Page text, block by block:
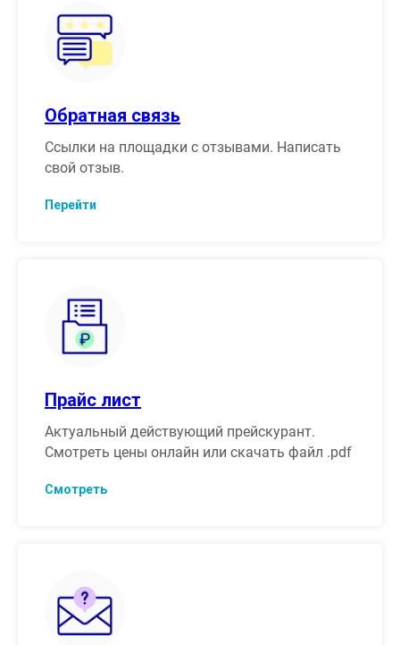
Обратная связь
Ссылки на площадки с отзывами. Написать
свой отзыв.
Перейти
Прайс лист
Актуальный действующий прейскурант.
Смотреть цены онлайн или скачать файл .pdf
Смотреть